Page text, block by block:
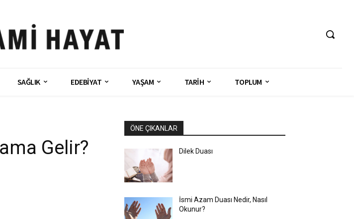
SAĞLIK EDEBİYAT YAŞAM TARİH TOPLUM
Gelir?
ÖNE ÇIKANLAR
Dilek Duası
İsmi Azam Duası Nedir, Nasıl
Okunur?